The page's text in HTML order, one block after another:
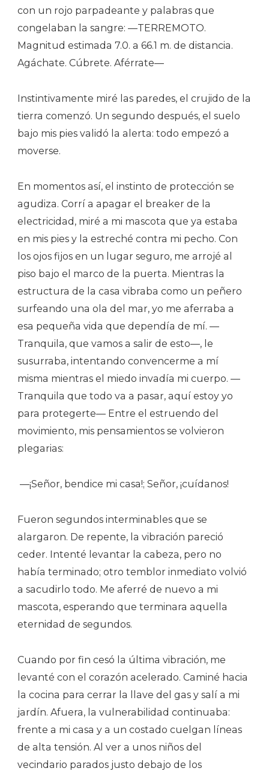
con un rojo parpadeante y palabras que
congelaban la sangre: —TERREMOTO.
Magnitud estimada 7.0. a 66.1 m. de distancia.
Agáchate. Cúbrete. Aférrate—
Instintivamente miré las paredes, el crujido de la
tierra comenzó. Un segundo después, el suelo
bajo mis pies validó la alerta: todo empezó a
moverse.
En momentos así, el instinto de protección se
agudiza. Corrí a apagar el breaker de la
electricidad, miré a mi mascota que ya estaba
en mis pies y la estreché contra mi pecho. Con
los ojos fijos en un lugar seguro, me arrojé al
piso bajo el marco de la puerta. Mientras la
estructura de la casa vibraba como un peñero
surfeando una ola del mar, yo me aferraba a
esa pequeña vida que dependía de mí. —
Tranquila, que vamos a salir de esto—, le
susurraba, intentando convencerme a mí
misma mientras el miedo invadía mi cuerpo. —
Tranquila que todo va a pasar, aquí estoy yo
para protegerte— Entre el estruendo del
movimiento, mis pensamientos se volvieron
plegarias:
—¡Señor, bendice mi casa!; Señor, ¡cuídanos!
Fueron segundos interminables que se
alargaron. De repente, la vibración pareció
ceder. Intenté levantar la cabeza, pero no
había terminado; otro temblor inmediato volvió
a sacudirlo todo. Me aferré de nuevo a mi
mascota, esperando que terminara aquella
eternidad de segundos.
Cuando por fin cesó la última vibración, me
levanté con el corazón acelerado. Caminé hacia
la cocina para cerrar la llave del gas y salí a mi
jardín. Afuera, la vulnerabilidad continuaba:
frente a mi casa y a un costado cuelgan líneas
de alta tensión. Al ver a unos niños del
vecindario parados justo debajo de los